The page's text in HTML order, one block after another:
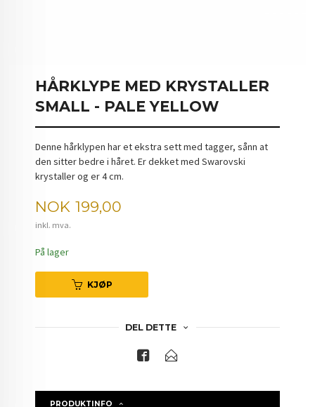
HÅRKLYPE MED KRYSTALLER
SMALL - PALE YELLOW
Denne hårklypen har et ekstra sett med tagger, sånn at
den sitter bedre i håret. Er dekket med Swarovski
krystaller og er 4 cm.
Pris
NOK 199,00
inkl. mva.
På lager
KJØP
DEL DETTE
PRODUKTINFO